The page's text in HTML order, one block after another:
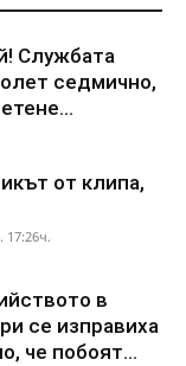
Службата
седмично,
от клипа,
17:26ч.
в
се изправиха
че побоят...